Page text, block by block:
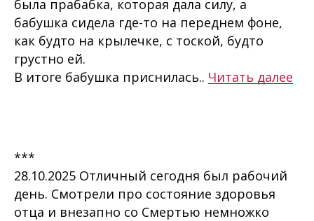
была прабабка, которая дала силу, а
бабушка сидела где-то на переднем фоне,
как будто на крылечке, с тоской, будто
грустно ей.
В итоге бабушка приснилась.. Читать далее
***
28.10.2025 Отличный сегодня был рабочий
день. Смотрели про состояние здоровья
отца и внезапно со Смертью немножко